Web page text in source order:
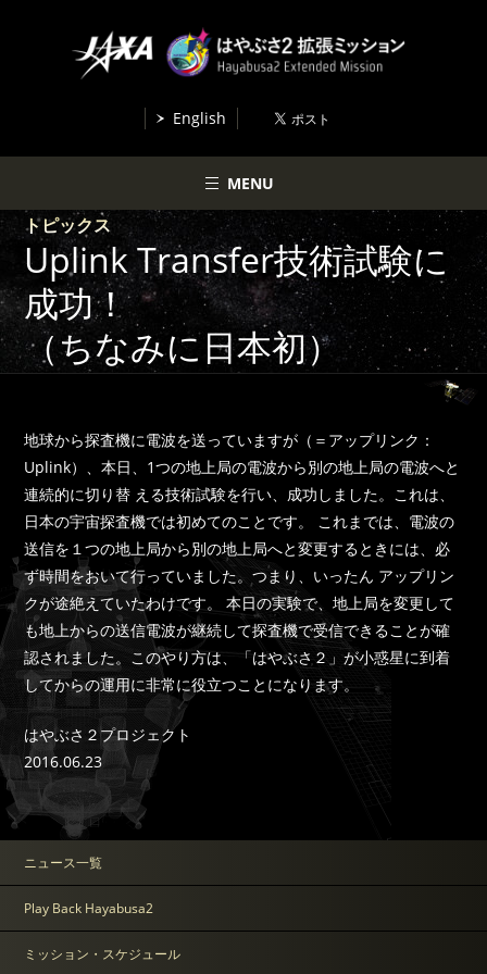
English
MENU
トピックス
Uplink Transfer技術試験に
成功！
（ちなみに日本初）
地球から探査機に電波を送っていますが（＝アップリンク：
Uplink）、本日、1つの地上局の電波から別の地上局の電波へと
連続的に切り替 える技術試験を行い、成功しました。これは、
日本の宇宙探査機では初めてのことです。 これまでは、電波の
送信を１つの地上局から別の地上局へと変更するときには、必
ず時間をおいて行っていました。つまり、いったん アップリン
クが途絶えていたわけです。 本日の実験で、地上局を変更して
も地上からの送信電波が継続して探査機で受信できることが確
認されました。このやり方は、「はやぶさ２」が小惑星に到着
してからの運用に非常に役立つことになります。
はやぶさ２プロジェクト
2016.06.23
ニュース一覧
Play Back Hayabusa2
ミッション・スケジュール